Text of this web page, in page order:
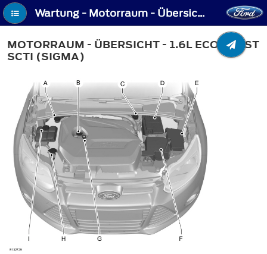
Wartung - Motorraum - Übersicht - 1.6L EcoBoost SCTi (Sigma)
MOTORRAUM - ÜBERSICHT - 1.6L ECOBOOST
SCTI (SIGMA)